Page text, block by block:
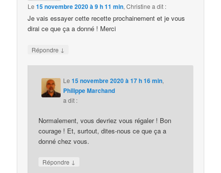
Le15 novembre 2020 à 9 h 11 min,Christine a dit :
Je vais essayer cette recette prochainement et je vous
dirai ce que ça a donné ! Merci
Répondre ↓
Le15 novembre 2020 à 17 h 16 min,
Philippe Marchand
a dit :
Normalement, vous devriez vous régaler ! Bon
courage ! Et, surtout, dites-nous ce que ça a
donné chez vous.
Répondre ↓